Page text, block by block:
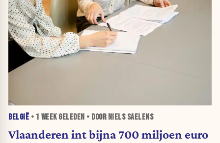
BELGIË • 1 WEEKGELEDEN • DOOR NIELS SAELENS
Vlaanderen int bijna 700 miljoen euro